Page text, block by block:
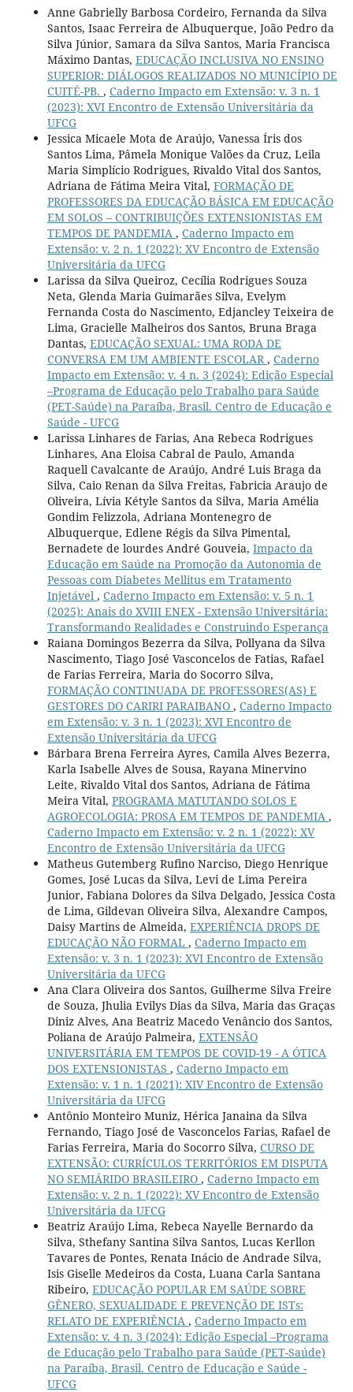
Anne Gabrielly Barbosa Cordeiro, Fernanda da Silva
Santos, Isaac Ferreira de Albuquerque, João Pedro da
Silva Júnior, Samara da Silva Santos, Maria Francisca
Máximo Dantas, EDUCAÇÃO INCLUSIVA NO ENSINO
SUPERIOR: DIÁLOGOS REALIZADOS NO MUNICÍPIO DE
CUITÉ-PB. , Caderno Impacto em Extensão: v. 3 n. 1
(2023): XVI Encontro de Extensão Universitária da
UFCG
Jessica Micaele Mota de Araújo, Vanessa Íris dos
Santos Lima, Pâmela Monique Valões da Cruz, Leila
Maria Simplício Rodrigues, Rivaldo Vital dos Santos,
Adriana de Fátima Meira Vital, FORMAÇÃO DE
PROFESSORES DA EDUCAÇÃO BÁSICA EM EDUCAÇÃO
EM SOLOS – CONTRIBUIÇÕES EXTENSIONISTAS EM
TEMPOS DE PANDEMIA , Caderno Impacto em
Extensão: v. 2 n. 1 (2022): XV Encontro de Extensão
Universitária da UFCG
Larissa da Silva Queiroz, Cecília Rodrigues Souza
Neta, Glenda Maria Guimarães Silva, Evelym
Fernanda Costa do Nascimento, Edjancley Teixeira de
Lima, Gracielle Malheiros dos Santos, Bruna Braga
Dantas, EDUCAÇÃO SEXUAL: UMA RODA DE
CONVERSA EM UM AMBIENTE ESCOLAR , Caderno
Impacto em Extensão: v. 4 n. 3 (2024): Edição Especial
–Programa de Educação pelo Trabalho para Saúde
(PET-Saúde) na Paraíba, Brasil. Centro de Educação e
Saúde - UFCG
Larissa Linhares de Farias, Ana Rebeca Rodrigues
Linhares, Ana Eloisa Cabral de Paulo, Amanda
Raquell Cavalcante de Araújo, André Luis Braga da
Silva, Caio Renan da Silva Freitas, Fabricia Araujo de
Oliveira, Lívia Kétyle Santos da Silva, Maria Amélia
Gondim Felizzola, Adriana Montenegro de
Albuquerque, Edlene Régis da Silva Pimental,
Bernadete de lourdes André Gouveia, Impacto da
Educação em Saúde na Promoção da Autonomia de
Pessoas com Diabetes Mellitus em Tratamento
Injetável , Caderno Impacto em Extensão: v. 5 n. 1
(2025): Anais do XVIII ENEX - Extensão Universitária:
Transformando Realidades e Construindo Esperança
Raiana Domingos Bezerra da Silva, Pollyana da Silva
Nascimento, Tiago José Vasconcelos de Fatias, Rafael
de Farias Ferreira, Maria do Socorro Silva,
FORMAÇÃO CONTINUADA DE PROFESSORES(AS) E
GESTORES DO CARIRI PARAIBANO , Caderno Impacto
em Extensão: v. 3 n. 1 (2023): XVI Encontro de
Extensão Universitária da UFCG
Bárbara Brena Ferreira Ayres, Camila Alves Bezerra,
Karla Isabelle Alves de Sousa, Rayana Minervino
Leite, Rivaldo Vital dos Santos, Adriana de Fátima
Meira Vital, PROGRAMA MATUTANDO SOLOS E
AGROECOLOGIA: PROSA EM TEMPOS DE PANDEMIA ,
Caderno Impacto em Extensão: v. 2 n. 1 (2022): XV
Encontro de Extensão Universitária da UFCG
Matheus Gutemberg Rufino Narciso, Diego Henrique
Gomes, José Lucas da Silva, Levi de Lima Pereira
Junior, Fabiana Dolores da Silva Delgado, Jessica Costa
de Lima, Gildevan Oliveira Silva, Alexandre Campos,
Daisy Martins de Almeida, EXPERIÊNCIA DROPS DE
EDUCAÇÃO NÃO FORMAL , Caderno Impacto em
Extensão: v. 3 n. 1 (2023): XVI Encontro de Extensão
Universitária da UFCG
Ana Clara Oliveira dos Santos, Guilherme Silva Freire
de Souza, Jhulia Evilys Dias da Silva, Maria das Graças
Diniz Alves, Ana Beatriz Macedo Venâncio dos Santos,
Poliana de Araújo Palmeira, EXTENSÃO
UNIVERSITÁRIA EM TEMPOS DE COVID-19 - A ÓTICA
DOS EXTENSIONISTAS , Caderno Impacto em
Extensão: v. 1 n. 1 (2021): XIV Encontro de Extensão
Universitária da UFCG
Antônio Monteiro Muniz, Hérica Janaina da Silva
Fernando, Tiago José de Vasconcelos Farias, Rafael de
Farias Ferreira, Maria do Socorro Silva, CURSO DE
EXTENSÃO: CURRÍCULOS TERRITÓRIOS EM DISPUTA
NO SEMIÁRIDO BRASILEIRO , Caderno Impacto em
Extensão: v. 2 n. 1 (2022): XV Encontro de Extensão
Universitária da UFCG
Beatriz Araújo Lima, Rebeca Nayelle Bernardo da
Silva, Sthefany Santina Silva Santos, Lucas Kerllon
Tavares de Pontes, Renata Inácio de Andrade Silva,
Isis Giselle Medeiros da Costa, Luana Carla Santana
Ribeiro, EDUCAÇÃO POPULAR EM SAÚDE SOBRE
GÊNERO, SEXUALIDADE E PREVENÇÃO DE ISTs:
RELATO DE EXPERIÊNCIA , Caderno Impacto em
Extensão: v. 4 n. 3 (2024): Edição Especial –Programa
de Educação pelo Trabalho para Saúde (PET-Saúde)
na Paraíba, Brasil. Centro de Educação e Saúde -
UFCG